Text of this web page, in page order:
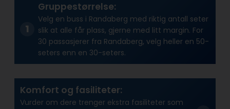
Gruppestørrelse:
Velg en buss i Randaberg med riktig antall seter
slik at alle får plass, gjerne med litt margin. For
30 passasjerer fra Randaberg, velg heller en 50-
seters enn en 30-seters.
Komfort og fasiliteter:
Vurder om dere trenger ekstra fasiliteter som